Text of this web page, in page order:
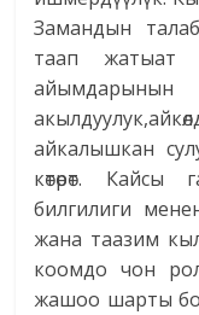
Замандын
таап жатыат
айкалышкан
көтөрөт.
билгилиги
жана таазим
коомдо чон
жашоо шарты